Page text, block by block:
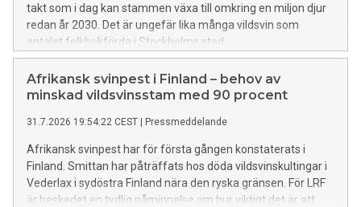
takt som i dag kan stammen växa till omkring en miljon djur
redan år 2030. Det är ungefär lika många vildsvin som
antalet folkbokförda i Stockholms stad.
Afrikansk svinpest i Finland – behov av
minskad vildsvinsstam med 90 procent
31.7.2026 19:54:22 CEST Pressmeddelande
Afrikansk svinpest har för första gången konstaterats i
Finland. Smittan har påträffats hos döda vildsvinskultingar i
Vederlax i sydöstra Finland nära den ryska gränsen. För LRF
är beskedet en tydlig påminnelse om hur viktigt det är att